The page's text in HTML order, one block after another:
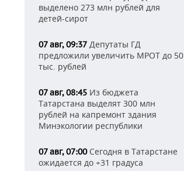
выделено 273 млн рублей для
детей-сирот
07 авг, 09:37 Депутаты ГД
предложили увеличить МРОТ до 50
тыс. рублей
07 авг, 08:45 Из бюджета
Татарстана выделят 300 млн
рублей на капремонт здания
Минэкологии республики
07 авг, 07:00Сегодня в Татарстане
ожидается до +31 градуса